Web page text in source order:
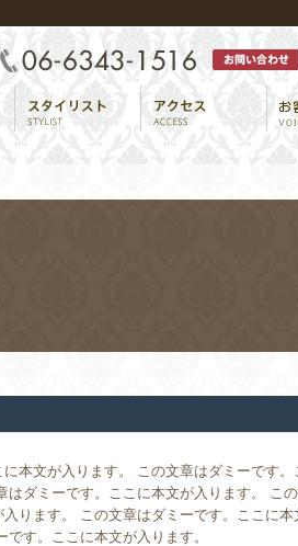
本文が入ります。 この文章はダミーです。
ダミーです。ここに本文が入ります。 こ
ります。 この文章はダミーです。ここに本
す。ここに本文が入ります。